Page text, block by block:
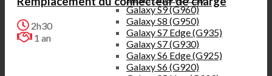
Galaxy S9 (G960)
Galaxy S8 (G950)
Galaxy S7 Edge (G935)
Galaxy S7 (G930)
Galaxy S6 Edge (G925)
Galaxy S6 (G920)
2h30
1 an